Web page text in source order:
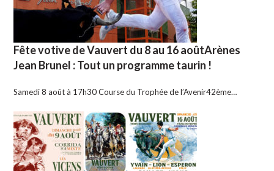
Fête votive de Vauvert du 8 au 16 aoûtArènes
Jean Brunel : Tout un programme taurin !
Samedi 8 août à 17h30 Course du Trophée de l’Avenir42ème…